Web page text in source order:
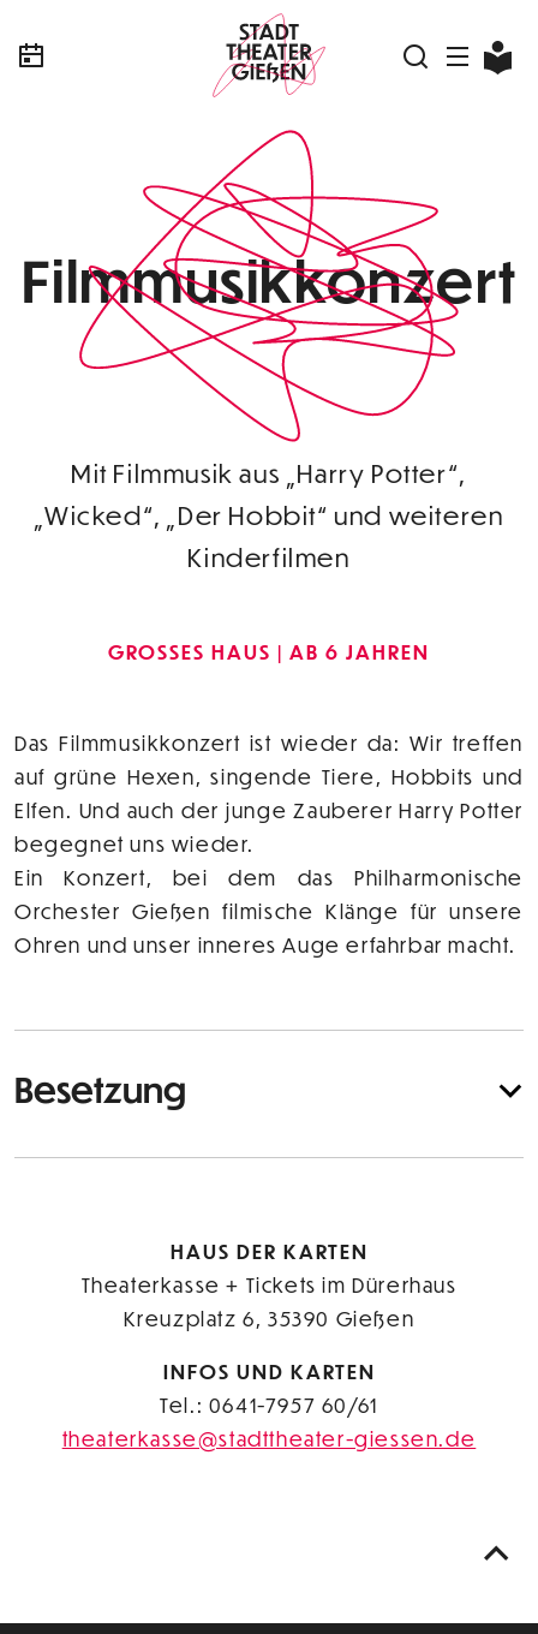
Filmmusikkonzert
Mit Filmmusik aus „Harry Potter“,
„Wicked“, „Der Hobbit“ und weiteren
Kinderfilmen
GROSSES HAUS AB 6 JAHREN
Das Filmmusikkonzert ist wieder da: Wir treffen
auf grüne Hexen, singende Tiere, Hobbits und
Elfen. Und auch der junge Zauberer Harry Potter
begegnet uns wieder.
Ein Konzert, bei dem das Philharmonische
Orchester Gießen filmische Klänge für unsere
Ohren und unser inneres Auge erfahrbar macht.
Besetzung
HAUS DER KARTEN
Theaterkasse + Tickets im Dürerhaus
Kreuzplatz 6, 35390 Gießen
INFOS UND KARTEN
Tel.: 0641-7957 60/61
theaterkasse@stadttheater-giessen.de